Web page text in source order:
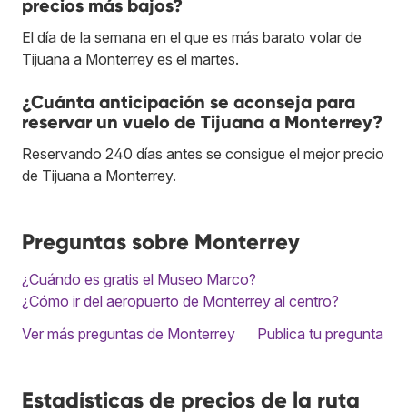
precios más bajos?
El día de la semana en el que es más barato volar de
Tijuana a Monterrey es el martes.
¿Cuánta anticipación se aconseja para
reservar un vuelo de Tijuana a Monterrey?
Reservando 240 días antes se consigue el mejor precio
de Tijuana a Monterrey.
Preguntas sobre Monterrey
¿Cuándo es gratis el Museo Marco?
¿Cómo ir del aeropuerto de Monterrey al centro?
Ver más preguntas de Monterrey
Publica tu pregunta
Estadísticas de precios de la ruta